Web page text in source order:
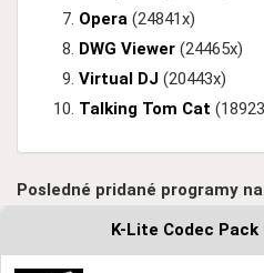
Opera (24841x)
DWG Viewer (24465x)
Virtual DJ (20443x)
Talking Tom Cat
Posledné pridané programy
K-Lite Codec